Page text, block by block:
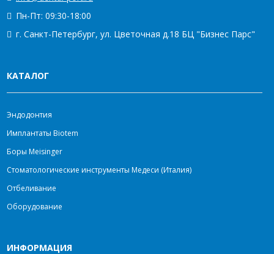
Пн-Пт: 09:30-18:00
г. Санкт-Петербург, ул. Цветочная д.18 БЦ "Бизнес Парс"
КАТАЛОГ
Эндодонтия
Имплантаты Biotem
Боры Meisinger
Стоматологические инструменты Медеси (Италия)
Отбеливание
Оборудование
ИНФОРМАЦИЯ